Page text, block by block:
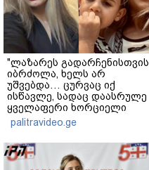
"ლაზარეს გადარჩენისთვის
იბრძოლა, ხელს არ
უშვებდა… ცურვაც იქ
ისწავლე, სადაც დაასრულე
ყველაფერი ხორციელი
ცხოვრებიდან" – რას წერს
ხობში დაღუპული დედა-
შვილის ახლობელი?
palitravideo.ge